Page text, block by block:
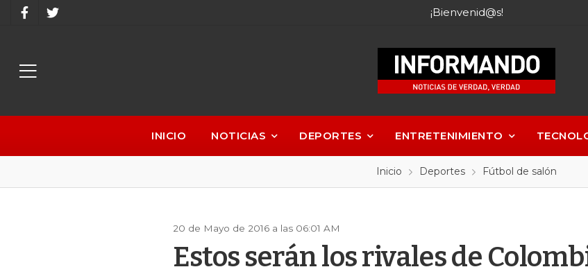
¡Bienvenid@s!
INICIO NOTICIAS DEPORTES ENTRETENIMIENTO
Inicio Deportes Fútbol de salón
20 de Mayo de 2016 a las 06:01 AM
Estos serán los rivales de